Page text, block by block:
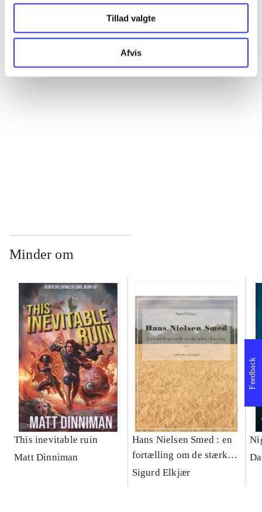
Tillad valgte
Afvis
Minder om
This inevitable ruin
Matt Dinniman
Hans Nielsen Smed : en
fortælling om de stærke
jyder i Korning
Sigurd Elkjær
Feedback